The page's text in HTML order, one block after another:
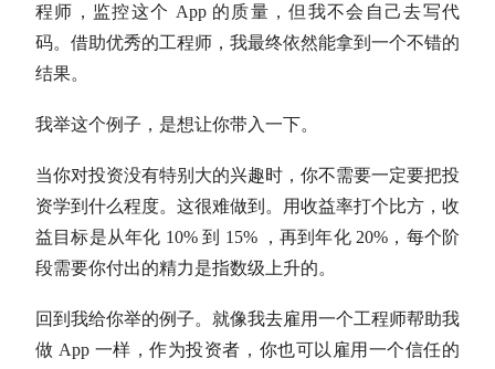
程师，监控这个 App 的质量，但我不会自己去写代
码。借助优秀的工程师，我最终依然能拿到一个不错的
结果。
我举这个例子，是想让你带入一下。
当你对投资没有特别大的兴趣时，你不需要一定要把投
资学到什么程度。这很难做到。用收益率打个比方，收
益目标是从年化 10% 到 15% ，再到年化 20%，每个阶
段需要你付出的精力是指数级上升的。
回到我给你举的例子。就像我去雇用一个工程师帮助我
做 App 一样，作为投资者，你也可以雇用一个信任的